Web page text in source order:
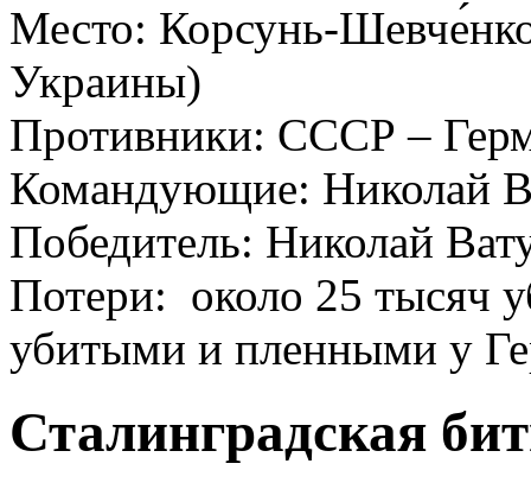
Место: Корсунь-
Украины)
Противники: СССР –
Командующие: Николай
Победитель: Николай
Потери: около 25 тысяч
убитыми и пленными у
Сталинградская